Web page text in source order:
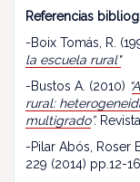
Referencias
-Boix Tomás, R.
la escuela rural"
-Bustos A. (2010) “
rural:
multigrado”.
-Pilar Abós, Roser
229 (2014) pp.12-